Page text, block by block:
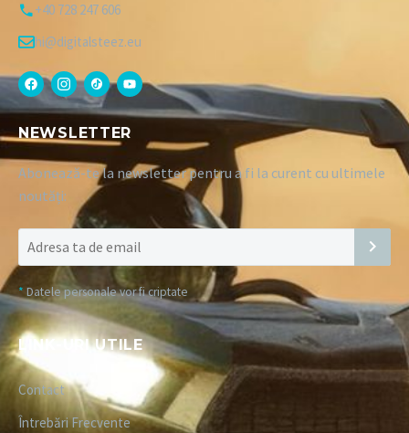
+40 728 247 606
hi@digitalsteez.eu
NEWSLETTER
Abonează-te la newsletter pentru a fi la curent cu ultimele
noutăți:
* Datele personale vor fi criptate
LINK-URI UTILE
Contact
Întrebări Frecvente